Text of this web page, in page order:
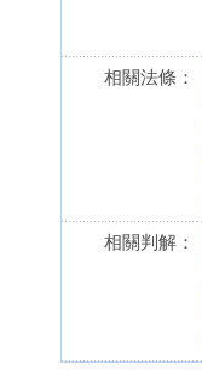
相關法條：
相關判解：